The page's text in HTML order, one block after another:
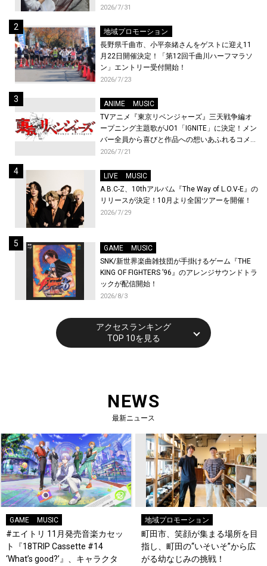
2026/7/31
地域プロモーション
長野県千曲市、小平奈緒さんをゲストに迎え11
月22日開催決定！「第12回千曲川ハーフマラソ
ン」エントリー受付開始！
2026/7/23
ANIME
MUSIC
TVアニメ『東京リベンジャーズ』三天戦争編オ
ープニング主題歌がJO1「IGNITE」に決定！メン
バー全員から喜びと作品への想いあふれるコメン
トが到着！9月に東京・大阪で先行上映会を開
2026/7/21
LIVE
MUSIC
A.B.C-Z、10thアルバム『The Way of L.O.V-E』の
リリースが決定！10月より全国ツアーを開催！
2026/7/29
GAME
MUSIC
SNK/新世界楽曲雑技団が手掛けるゲーム『THE
KING OF FIGHTERS ’96』のアレンジサウンドトラ
ックが配信開始！
2026/8/3
アクセスランキング
TOP 10を見る
NEWS
最新ニュース
GAME MUSIC
#エイトリ 11月発売音楽カセッ
ト『18TRIP Cassette #14
‘What’s good?’』、キャラクタ
地域プロモーション
町田市、笑顔が集まる場所を目
指し、町田の“いそいそ”から広
がる幼なじみの挑戦！